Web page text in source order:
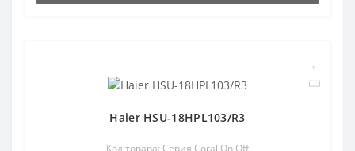
Haier HSU-18HPL103/R3
Код товара: Серия Coral On Off